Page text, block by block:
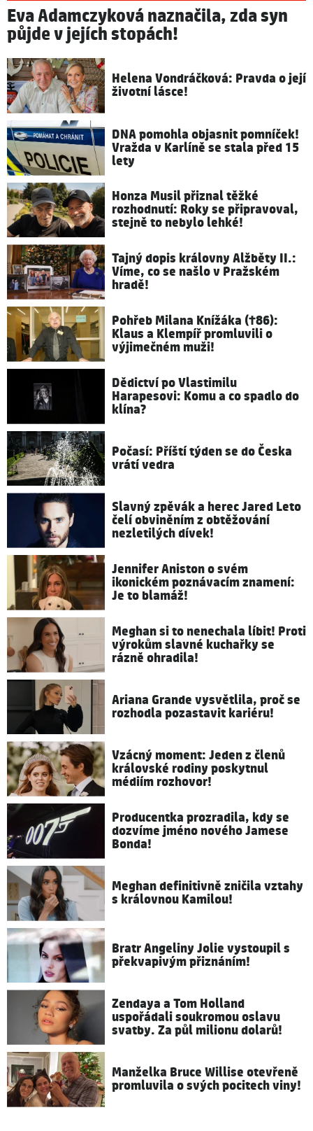
Eva Adamczyková naznačila, zda syn
půjde v jejích stopách!
Helena Vondráčková: Pravda o její
životní lásce!
DNA pomohla objasnit pomníček!
Vražda v Karlíně se stala před 15
lety
Honza Musil přiznal těžké
rozhodnutí: Roky se připravoval,
stejně to nebylo lehké!
Tajný dopis královny Alžběty II.:
Víme, co se našlo v Pražském
hradě!
Pohřeb Milana Knížáka (†86):
Klaus a Klempíř promluvili o
výjimečném muži!
Dědictví po Vlastimilu
Harapesovi: Komu a co spadlo do
klína?
Počasí: Příští týden se do Česka
vrátí vedra
Slavný zpěvák a herec Jared Leto
čelí obviněním z obtěžování
nezletilých dívek!
Jennifer Aniston o svém
ikonickém poznávacím znamení:
Je to blamáž!
Meghan si to nenechala líbit! Proti
výrokům slavné kuchařky se
rázně ohradila!
Ariana Grande vysvětlila, proč se
rozhodla pozastavit kariéru!
Vzácný moment: Jeden z členů
královské rodiny poskytnul
médiím rozhovor!
Producentka prozradila, kdy se
dozvíme jméno nového Jamese
Bonda!
Meghan definitivně zničila vztahy
s královnou Kamilou!
Bratr Angeliny Jolie vystoupil s
překvapivým přiznáním!
Zendaya a Tom Holland
uspořádali soukromou oslavu
svatby. Za půl milionu dolarů!
Manželka Bruce Willise otevřeně
promluvila o svých pocitech viny!